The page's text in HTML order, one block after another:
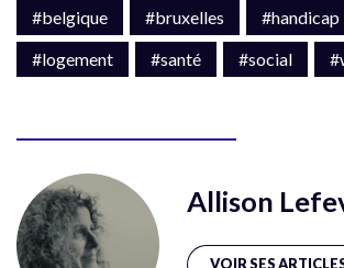
#belgique #bruxelles
#handicap
#logement
#santé #social
Allison
VOIR SES